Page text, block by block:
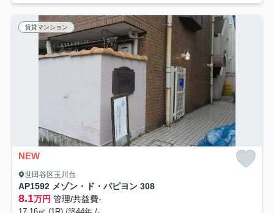
賃貸マンション
NEW
世田谷区玉川台
AP1592 メゾン・ド・パピヨン 308
8.1万円 管理/共益費-